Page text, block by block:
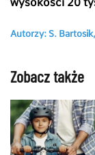
Autorzy: S.
Zobacz także